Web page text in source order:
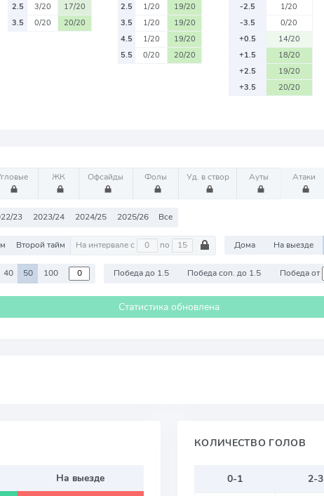
2.5
3/20
17/20
3.5
0/20 20/20
2.5
1/20
19/20
3.5
1/20
19/20
4.5
1/20
19/20
5.5
0/20 20/20
-2.5
1/20
-3.5
0/20
+0.5
14/20
+1.5
18/20
+2.5
19/20
+3.5
20/20
ЖК Офсайды Фолы Уд. в створ Ауты Атаки
23 2023/24 2024/25 2025/26 Все
Второй тайм На интервале с по Дома На выезде
40 50 100 Победа до 1.5 Победа соп. до 1.5 Победа от
Статистика обновлена
На выезде
КОЛИЧЕСТВО ГОЛОВ
0-1 2-3